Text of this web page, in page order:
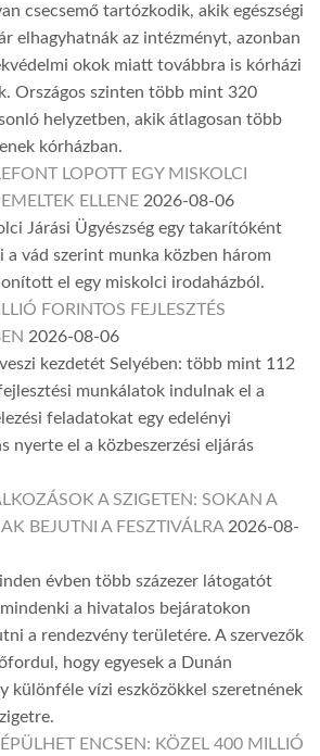
csecsemő tartózkodik, akik egészségi
elhagyhatnák az intézményt, azonban
okok miatt továbbra is kórházi
Országos szinten több mint 320
helyzetben, akik átlagosan több
kórházban.
LOPOTT EGY MISKOLCI
ELLENE 2026-08-06
Járási Ügyészség egy takarítóként
a vád szerint munka közben három
el egy miskolci irodaházból.
FORINTOS FEJLESZTÉS
2026-08-06
kezdetét Selyében: több mint 112
munkálatok indulnak el a
feladatokat egy edelényi
nyerte el a közbeszerzési eljárás
A SZIGETEN: SOKAN A
BEJUTNI A FESZTIVÁLRA 2026-08-
évben több százezer látogatót
a hivatalos bejáratokon
a rendezvény területére. A szervezők
hogy egyesek a Dunán
különféle vízi eszközökkel szeretnének
ENCSEN: KÖZEL 400 MILLIÓ